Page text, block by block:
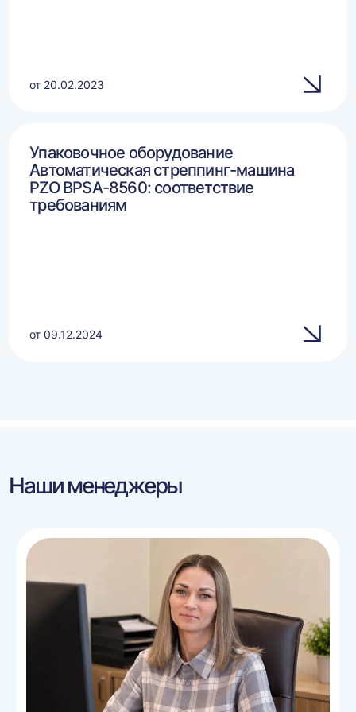
от 20.02.2023
Упаковочное оборудование
Автоматическая стреппинг-машина
PZO BPSA-8560: соответствие
требованиям
от 09.12.2024
Наши менеджеры